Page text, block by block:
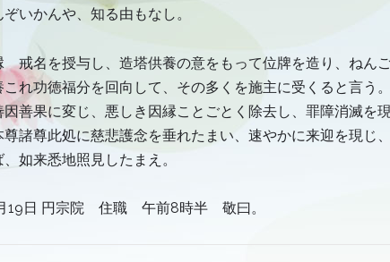
いかんや、知る由もなし。
戒名を授与し、造塔供養の意をもって位牌を造り、ねん
れ功徳福分を回向して、その多くを施主に受くると言う。
善果に変じ、悪しき因縁ことごとく除去し、罪障消滅を現
諸尊此処に慈悲護念を垂れたまい、速やかに来迎を現じ
如来悉地照見したまえ。
19日 円宗院 住職 午前8時半 敬曰。